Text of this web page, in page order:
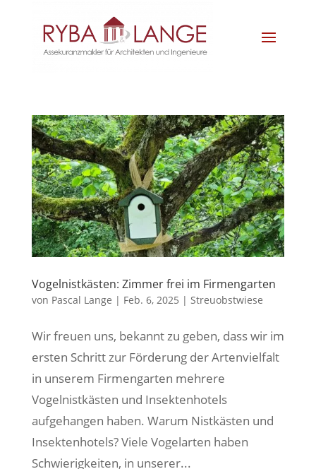
Vogelnistkästen: Zimmer frei im Firmengarten
von Pascal Lange | Feb. 6, 2025 | Streuobstwiese
Wir freuen uns, bekannt zu geben, dass wir im
ersten Schritt zur Förderung der Artenvielfalt
in unserem Firmengarten mehrere
Vogelnistkästen und Insektenhotels
aufgehangen haben. Warum Nistkästen und
Insektenhotels? Viele Vogelarten haben
Schwierigkeiten, in unserer...